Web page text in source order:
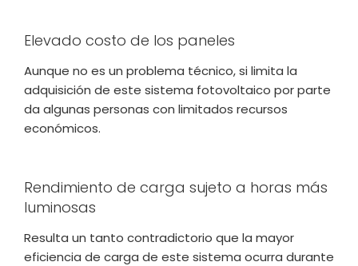
Elevado costo de los paneles
Aunque no es un problema técnico, si limita la
adquisición de este sistema fotovoltaico por parte
da algunas personas con limitados recursos
económicos.
Rendimiento de carga sujeto a horas más
luminosas
Resulta un tanto contradictorio que la mayor
eficiencia de carga de este sistema ocurra durante